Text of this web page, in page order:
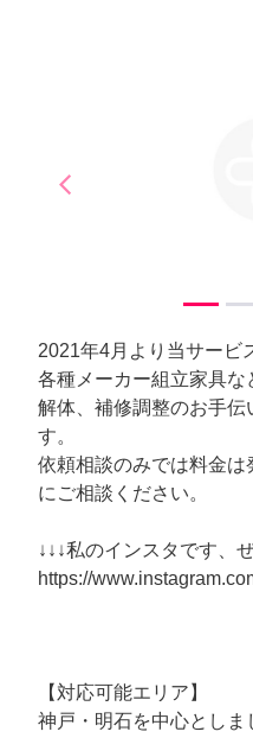
arrow_back_iosPrevious
2021年4月より当サービ
各種メーカー組立家具
解体、補修調整のお手伝
す。
依頼相談のみでは料金
にご相談ください。
↓↓↓私のインスタです、
https://
【対応可能エリア】
神戸・明石を中心とし